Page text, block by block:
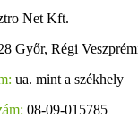
Net Kft.
Győr, Régi
ua. mint a székhely
08-09-015785